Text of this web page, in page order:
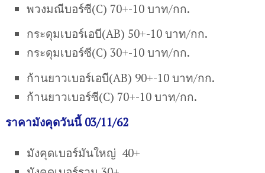
พวงมณีบอร์ซี(C) 70+-10 บาท/กก.
กระดุมเบอร์เอบี(AB) 50+-10 บาท/กก.
กระดุมเบอร์ซี(C) 30+-10 บาท/กก.
ก้านยาวเบอร์เอบี(AB) 90+-10 บาท/กก.
ก้านยาวเบอร์ซี(C) 70+-10 บาท/กก.
ราคามังคุดวันนี้ 03/11/62
มังคุดเบอร์มันใหญ่ 40+